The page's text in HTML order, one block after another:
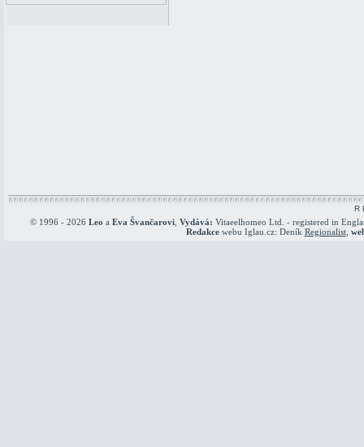
R
© 1996 - 2026 Leo a Eva Švančarovi Vydává: Vitaeelhomeo Ltd. - registered in
Redakcewebu Iglau.cz: Deník Regionalist,